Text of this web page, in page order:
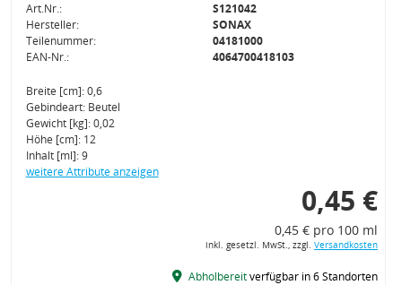
Art.Nr.:
S121042
Hersteller:
SONAX
Teilenummer:
04181000
EAN-Nr.:
4064700418103
Breite [cm]: 0,6
Gebindeart: Beutel
Gewicht [kg]: 0,02
Höhe [cm]: 12
Inhalt [ml]: 9
weitere Attribute anzeigen
0,45 €
0,45 € pro 100 ml
inkl. gesetzl. MwSt., zzgl. Versandkosten
Abholbereitverfügbar in 6 Standorten